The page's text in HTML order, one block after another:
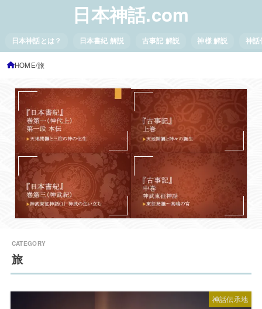
日本神話.com
日本神話とは？ 日本書紀 解説 古事記 解説 神様 解説 神話
HOME 旅
旅
神話伝承地